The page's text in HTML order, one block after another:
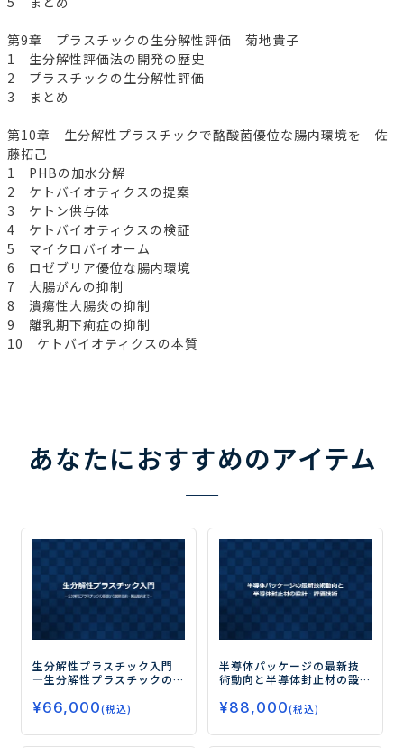
第9章 プラスチックの生分解性評価 菊地貴子
1 生分解性評価法の開発の歴史
2 プラスチックの生分解性評価
3 まとめ
第10章 生分解性プラスチックで酪酸菌優位な腸内環境を 佐
藤拓己
1 PHBの加水分解
2 ケトバイオティクスの提案
3 ケトン供与体
4 ケトバイオティクスの検証
5 マイクロバイオーム
6 ロゼブリア優位な腸内環境
7 大腸がんの抑制
8 潰瘍性大腸炎の抑制
9 離乳期下痢症の抑制
10 ケトバイオティクスの本質
あなたにおすすめのアイテム
生分解性プラスチック入門
―生分解性プラスチックの
向まで―
¥66,000(税込)
半導体パッケージの最新技
術動向と半導体封止材の設
¥88,000(税込)